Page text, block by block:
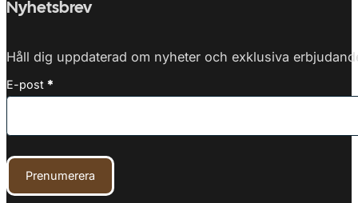
Nyhetsbrev
Håll dig uppdaterad om nyheter och exklusiva
E-post *
Prenumerera